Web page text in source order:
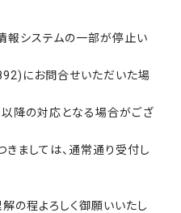
報システムの一部が停止い
にお問合せいただいた場
以降の対応となる場合がござ
きましては、通常通り受付し
の程よろしく御願いいたし